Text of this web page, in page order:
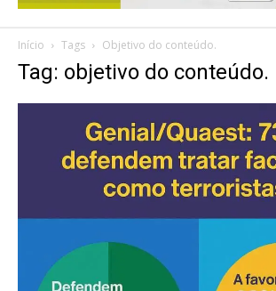
Início Tags Objetivo do conteúdo.
Tag: objetivo do conteúdo.